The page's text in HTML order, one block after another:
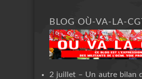
BLOG OÙ-VA-LA-
2 juillet – Un autre bilan